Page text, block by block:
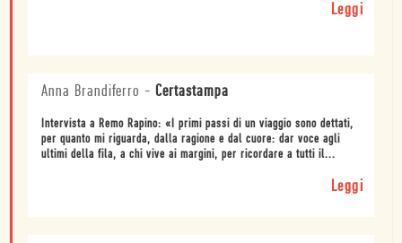
Leggi
Anna Brandiferro - Certastampa
Intervista a Remo Rapino: «I primi passi di un viaggio sono dettati,
per quanto mi riguarda, dalla ragione e dal cuore: dar voce agli
ultimi della fila, a chi vive ai margini, per ricordare a tutti il...
Leggi